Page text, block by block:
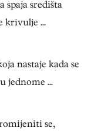
spaja središta
krivulje ...
nastaje kada se
jednome ...
se,